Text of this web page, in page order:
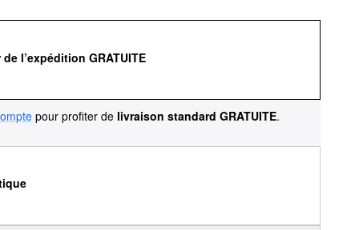
l’expédition GRATUITE
pour profiter de livraison standard GRATUITE.